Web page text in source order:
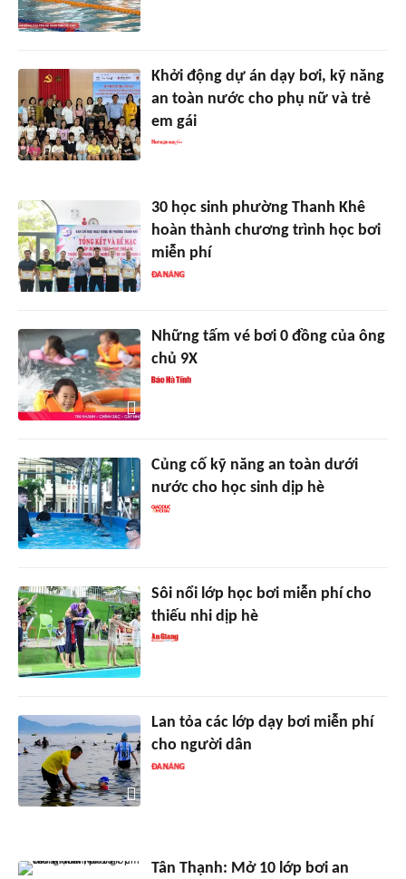
Khởi động dự án dạy bơi, kỹ năng
an toàn nước cho phụ nữ và trẻ
em gái
30 học sinh phường Thanh Khê
hoàn thành chương trình học bơi
miễn phí
Những tấm vé bơi 0 đồng của ông
chủ 9X
Củng cố kỹ năng an toàn dưới
nước cho học sinh dịp hè
Sôi nổi lớp học bơi miễn phí cho
thiếu nhi dịp hè
Lan tỏa các lớp dạy bơi miễn phí
cho người dân
Tân Thạnh: Mở 10 lớp bơi an